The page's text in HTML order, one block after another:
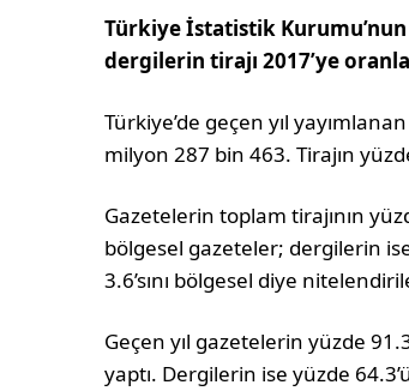
Türkiye İstatistik Kurumu’nun
dergilerin tirajı 2017’ye
Türkiye’de geçen yıl
milyon 287 bin 463. Tirajın
Gazetelerin toplam tirajının
bölgesel gazeteler; dergilerin
3.6’sını bölgesel diye
Geçen yıl gazetelerin yüzde
yaptı. Dergilerin ise yüzde